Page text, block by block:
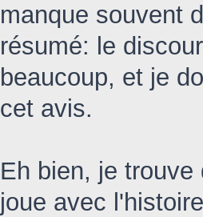
manque souvent
résumé: le
beaucoup, et je
cet avis.
Eh bien, je
joue avec